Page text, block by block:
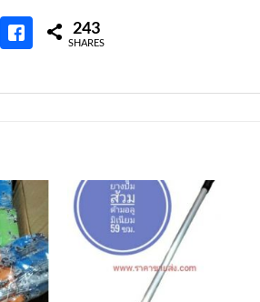
243
SHARES
เข้า
น
การ
ที่
าม
เพิ่มเข้า
รายการ